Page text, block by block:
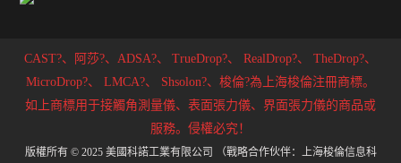
CAST?、阿莎?、ADSA?、 TrueDrop?、 RealDrop?、
TheDrop?、
MicroDrop?、
LMCA?、
Shsolon?、梭倫?為上海梭倫注冊商標。
如上商標用于接觸角測量儀、表面張力儀、界面張力儀的商品或
服務。侵權必究！
版權所有 © 2025 美國科諾工業有限公司 （戰略合作伙伴：上海梭倫信息科